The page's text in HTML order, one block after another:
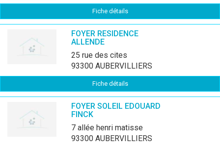
Fiche détails
FOYER RESIDENCE
ALLENDE
25 rue des cites
93300 AUBERVILLIERS
Fiche détails
FOYER SOLEIL EDOUARD
FINCK
7 allée henri matisse
93300 AUBERVILLIERS